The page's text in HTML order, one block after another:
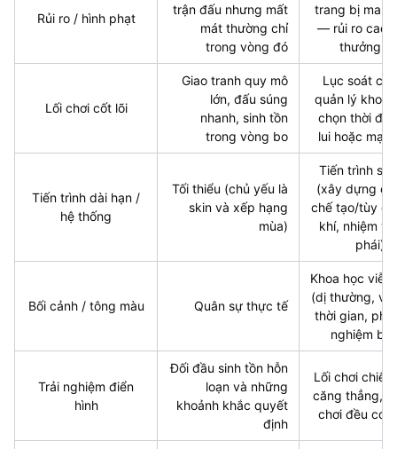
Rủi ro / hình phạt
trận đấu nhưng mất
mát thường chỉ
trong vòng đó
trang bị
— rủi ro cao,
thưởng
Lối chơi cốt lõi
Giao tranh quy mô
lớn, đấu súng
nhanh, sinh tồn
trong vòng bo
Lục soát chi
quản lý kho
chọn thời
lui hoặc mạo
Tiến trình dài hạn /
hệ thống
Tối thiểu (chủ yếu là
skin và xếp hạng
mùa)
Tiến trình
(xây dựng
chế tạo/tùy
khí, nhiệm
phái)
Bối cảnh / tông màu Quân sự thực tế
Khoa học viễn
(dị thường,
thời gian,
nghiệm bí
Trải nghiệm điển
hình
Đối đầu sinh tồn hỗn
loạn và những
khoảnh khắc quyết
định
Lối chơi chiến
căng thẳng,
chơi đều có